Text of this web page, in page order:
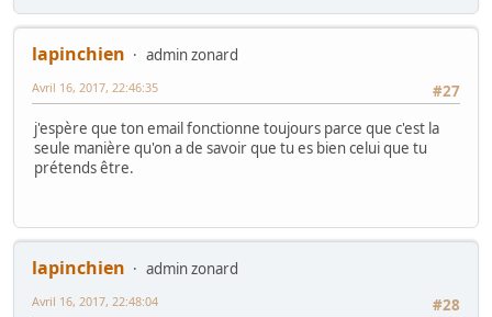
lapinchien
admin zonard
#27
Avril 16, 2017, 22:46:35
j'espère que ton email fonctionne toujours parce que c'est la
seule manière qu'on a de savoir que tu es bien celui que tu
prétends être.
lapinchien
admin zonard
#28
Avril 16, 2017, 22:48:04